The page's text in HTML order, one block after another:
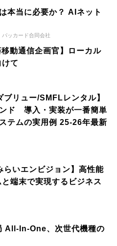
本当に必要か？ AIネット
ッカード合同会社
移動通信企画官】ローカル
て
ブリュー/SMFLレンタル】
ド 導入・実装が一番簡単
テムの実用例 25-26年最新
らいエンビジョン】高性能
端末で実現するビジネス
All-In-One、次世代機種の